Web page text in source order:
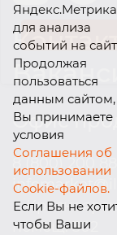
Офис
г.
помещ. 302
Яндекс.Метрика
для анализа
событий на
Продолжая
пользоваться
данным сайтом,
Вы принимаете
условия
Соглашения об
использовании
Cookie-файлов.
Если Вы не
чтобы Ваши